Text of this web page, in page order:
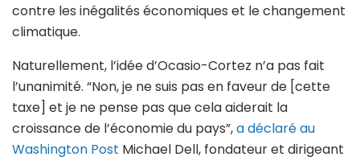
contre les inégalités économiques et le changement
climatique.
Naturellement, l’idée d’Ocasio-Cortez n’a pas fait
l’unanimité. “Non, je ne suis pas en faveur de [cette
taxe] et je ne pense pas que cela aiderait la
croissance de l’économie du pays”,a déclaré au
Washington Post Michael Dell, fondateur et dirigeant